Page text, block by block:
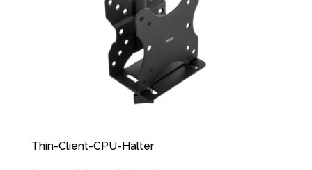
Thin-Client-CPU-Halter